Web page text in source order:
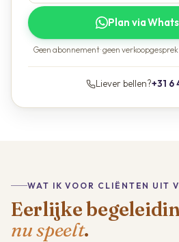
Plan via
Geen abonnement · geen
Liever bellen?+31 6
WAT IK VOOR CLIËNTEN UIT
Eerlijke
nu speelt.